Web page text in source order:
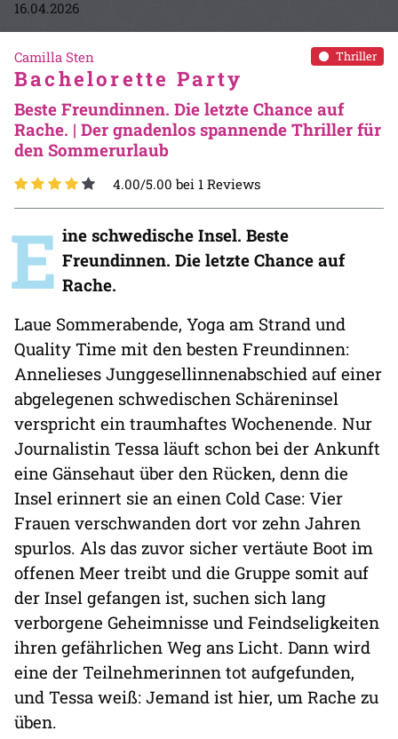
16.04.2026
Thriller
Camilla Sten
Bachelorette Party
Beste Freundinnen. Die letzte Chance auf
Rache. | Der gnadenlos spannende Thriller für
den Sommerurlaub
4.00/5.00 bei 1 Reviews
E ine schwedische Insel. Beste
Freundinnen. Die letzte Chance auf
Rache.
Laue Sommerabende, Yoga am Strand und
Quality Time mit den besten Freundinnen:
Annelieses Junggesellinnenabschied auf einer
abgelegenen schwedischen Schäreninsel
verspricht ein traumhaftes Wochenende. Nur
Journalistin Tessa läuft schon bei der Ankunft
eine Gänsehaut über den Rücken, denn die
Insel erinnert sie an einen Cold Case: Vier
Frauen verschwanden dort vor zehn Jahren
spurlos. Als das zuvor sicher vertäute Boot im
offenen Meer treibt und die Gruppe somit auf
der Insel gefangen ist, suchen sich lang
verborgene Geheimnisse und Feindseligkeiten
ihren gefährlichen Weg ans Licht. Dann wird
eine der Teilnehmerinnen tot aufgefunden,
und Tessa weiß: Jemand ist hier, um Rache zu
üben.